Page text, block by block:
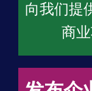
向我们提
商